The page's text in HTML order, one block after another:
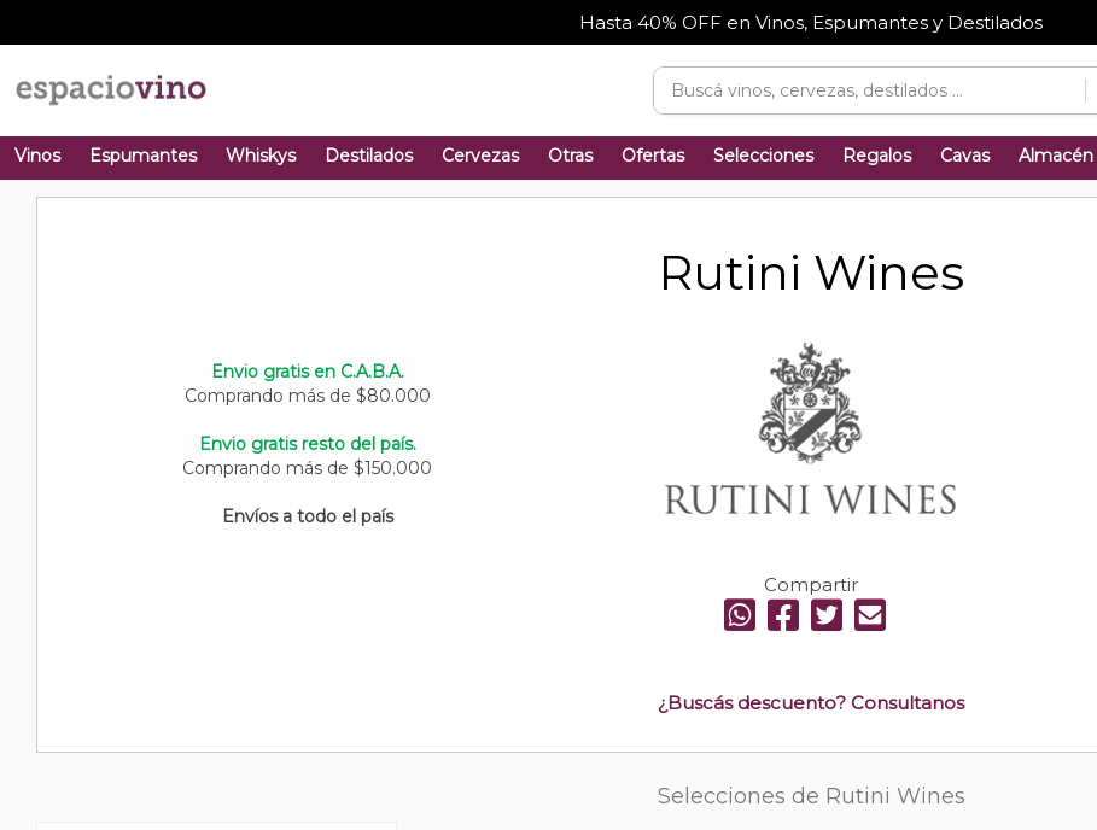
Hasta 40% OFF en Vinos, Espumantes y Destilados
Vinos Espumantes Whiskys Destilados Cervezas Otras Ofertas Selecciones Regalos Cavas Almacén
Rutini Wines
Envio gratis en C.A.B.A.
Comprando más de $80.000
Envio gratis resto del país.
Comprando más de $150.000
Envíos a todo el país
Compartir
¿Buscás descuento? Consultanos
Selecciones de Rutini Wines